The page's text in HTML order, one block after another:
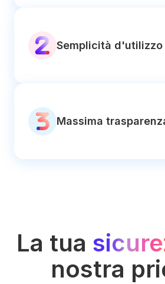
Semplicità d'utilizzo
Massima
La tua
nostra